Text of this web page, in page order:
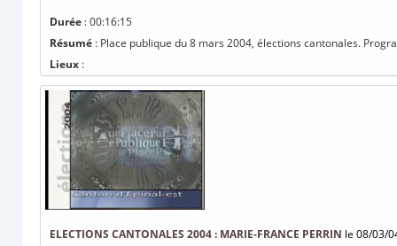
Durée : 00:16:15
Résumé : Place publique du 8 mars 2004, élections cantonales.
Lieux :
ELECTIONS CANTONALES 2004 : MARIE-FRANCE PERRIN le 08/03/